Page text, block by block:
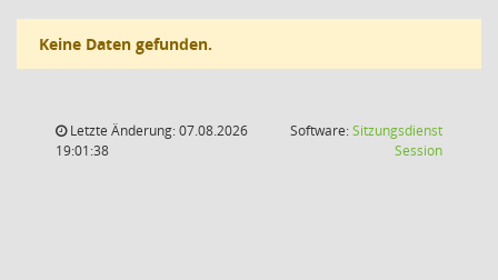
Keine Daten gefunden.
Letzte Änderung: 07.08.2026
19:01:38
Software:Sitzungsdienst
Session(Wird in